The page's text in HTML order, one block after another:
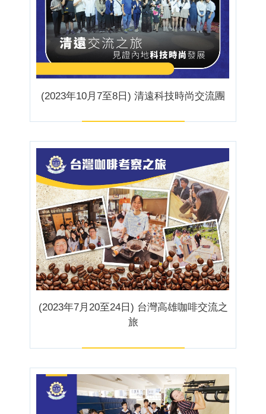
(2023年10月7至8日) 清遠科技時尚交流團
(2023年7月20至24日) 台灣高雄咖啡交流之
旅